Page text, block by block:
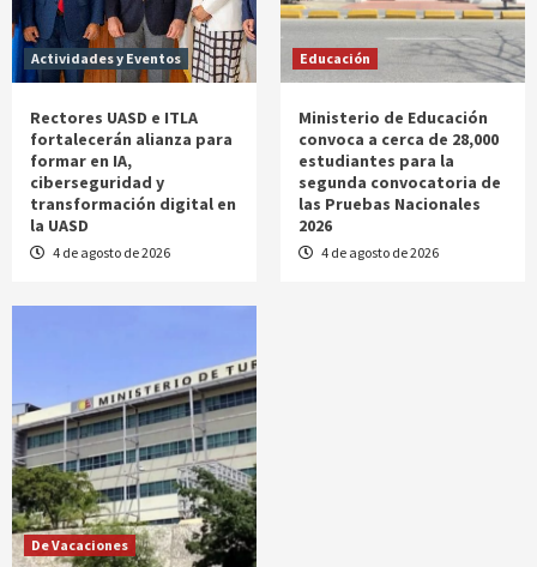
Actividades y Eventos
Rectores UASD e ITLA
fortalecerán alianza para
formar en IA,
ciberseguridad y
transformación digital en
la UASD
4 de agosto de 2026
Educación
Ministerio de Educación
convoca a cerca de 28,000
estudiantes para la
segunda convocatoria de
las Pruebas Nacionales
2026
4 de agosto de 2026
De Vacaciones